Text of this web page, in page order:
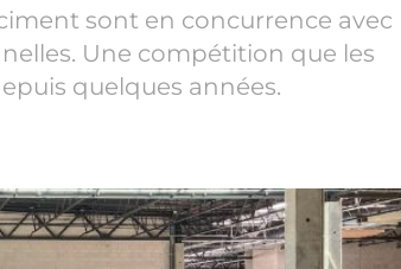
sont en concurrence avec
Une compétition que les
quelques années.